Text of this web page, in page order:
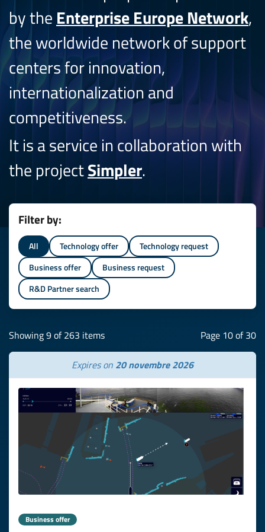
by the Enterprise Europe Network,
the worldwide network of support
centers for innovation,
internationalization and
competitiveness.
It is a service in collaboration with
the projectSimpler.
Filter by:
All Technology offer
Technology request
Business offer
Business request
R&D Partner search
Showing 9 of 263 items Page 10 of 30
Expires on 20 novembre 2026
Business offer